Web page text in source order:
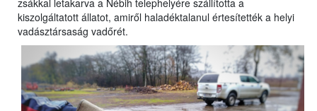
zsákkal letakarva a Nébih telephelyére szállította a
kiszolgáltatott állatot, amiről haladéktalanul értesítették a helyi
vadásztársaság vadőrét.